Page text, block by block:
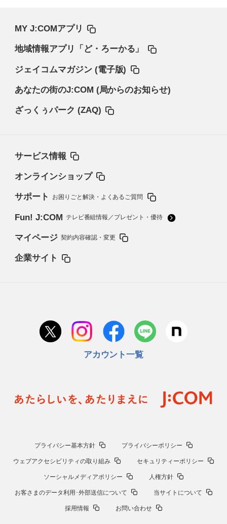
MY J:COMアプリ
地域情報アプリ「ど・ろーかる」
ジェイコムマガジン (電子版)
あなたの街のJ:COM (局からのお知らせ)
ざっくぅパーク (ZAQ)
サービス情報
オンラインショップ
サポート お困りごと解決・よくあるご質問
Fun! J:COM テレビ番組情報／プレゼント・優待
マイページ 契約内容確認・変更
企業サイト
アカウント一覧
プライバシー基本方針 プライバシーポリシー
ウェブアクセシビリティの取り組み セキュリティーポリシー
ソーシャルメディアポリシー 人権方針
お客さまのデータ利用･外部送信について 当サイトについて
採用情報 お問い合わせ